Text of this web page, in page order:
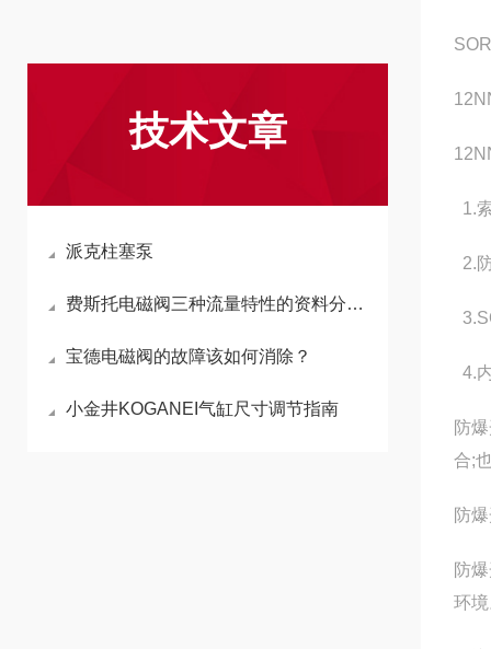
技术文章
派克柱塞泵
费斯托电磁阀三种流量特性的资料分为哪些
宝德电磁阀的故障该如何消除？
小金井KOGANEI气缸尺寸调节指南
1.
2.
4.
防
合;
防
防
环